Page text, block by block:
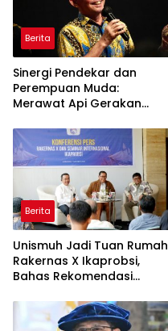
Berita
Sinergi Pendekar dan
Perempuan Muda:
Merawat Api Gerakan
Berita
Unismuh Jadi Tuan Rumah
Rakernas X Ikaprobsi,
Bahas Rekomendasi
Indonesia di Tingkat
Global